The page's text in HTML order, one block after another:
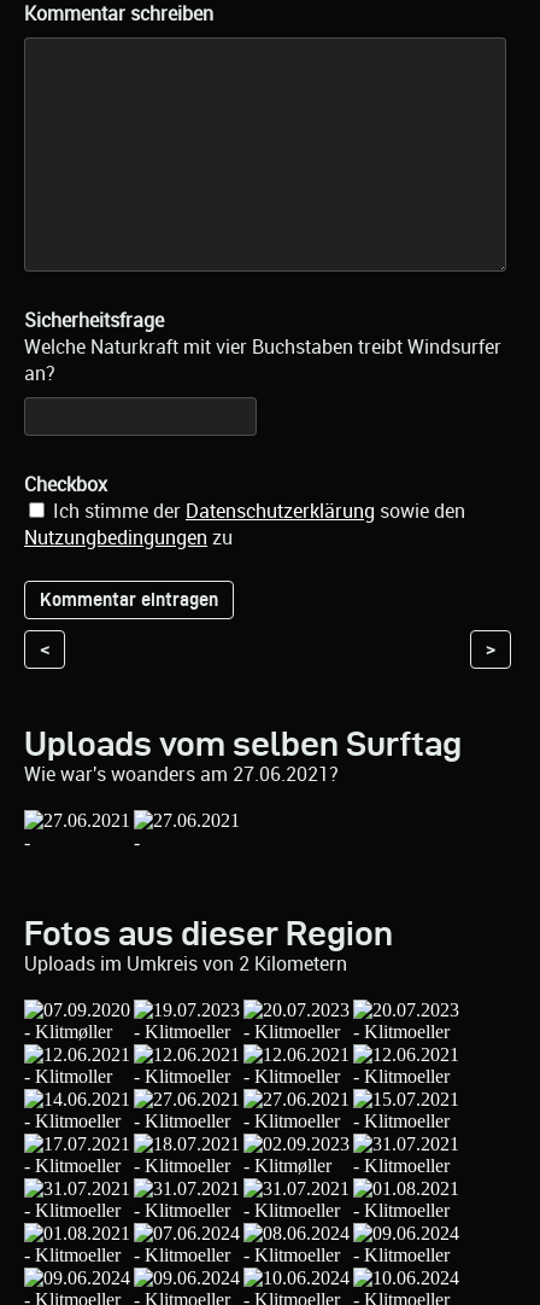
Kommentar schreiben
Sicherheitsfrage
Welche Naturkraft mit vier Buchstaben treibt Windsurfer
an?
Checkbox
Ich stimme der Datenschutzerklärung sowie den
Nutzungbedingungen zu
< >
Uploads vom selben Surftag
Wie war's woanders am 27.06.2021?
Fotos aus dieser Region
Uploads im Umkreis von 2 Kilometern